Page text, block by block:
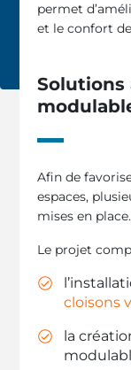
permet
et le confort
Solutions
Afin de
espaces,
mises en place.
Le projet
cloisons
la